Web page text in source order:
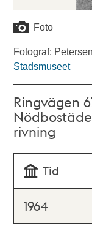
Foto
Fotograf:
Stadsmuseet
Ringvägen
rivning
Tid
1964